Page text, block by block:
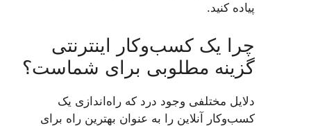
پیاده کنید.
چرا یک کسب‌وکار اینترنتی
گزینه مطلوبی برای شماست؟
دلایل مختلفی وجود درد که راه‌اندازی یک
کسب‌وکار آنلاین را به عنوان بهترین راه برای